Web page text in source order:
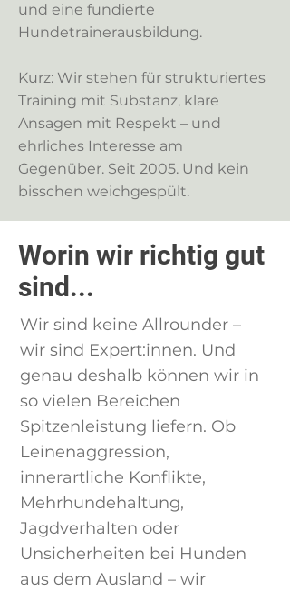
und eine fundierte
Hundetrainerausbildung.
Kurz: Wir stehen für strukturiertes
Training mit Substanz, klare
Ansagen mit Respekt – und
ehrliches Interesse am
Gegenüber. Seit 2005. Und kein
bisschen weichgespült.
Worin wir richtig gut
sind...
Wir sind keine Allrounder –
wir sind Expert:innen. Und
genau deshalb können wir in
so vielen Bereichen
Spitzenleistung liefern. Ob
Leinenaggression,
innerartliche Konflikte,
Mehrhundehaltung,
Jagdverhalten oder
Unsicherheiten bei Hunden
aus dem Ausland – wir